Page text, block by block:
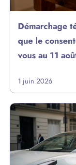
Démarchage
que le
vous au 11
1 juin 2026